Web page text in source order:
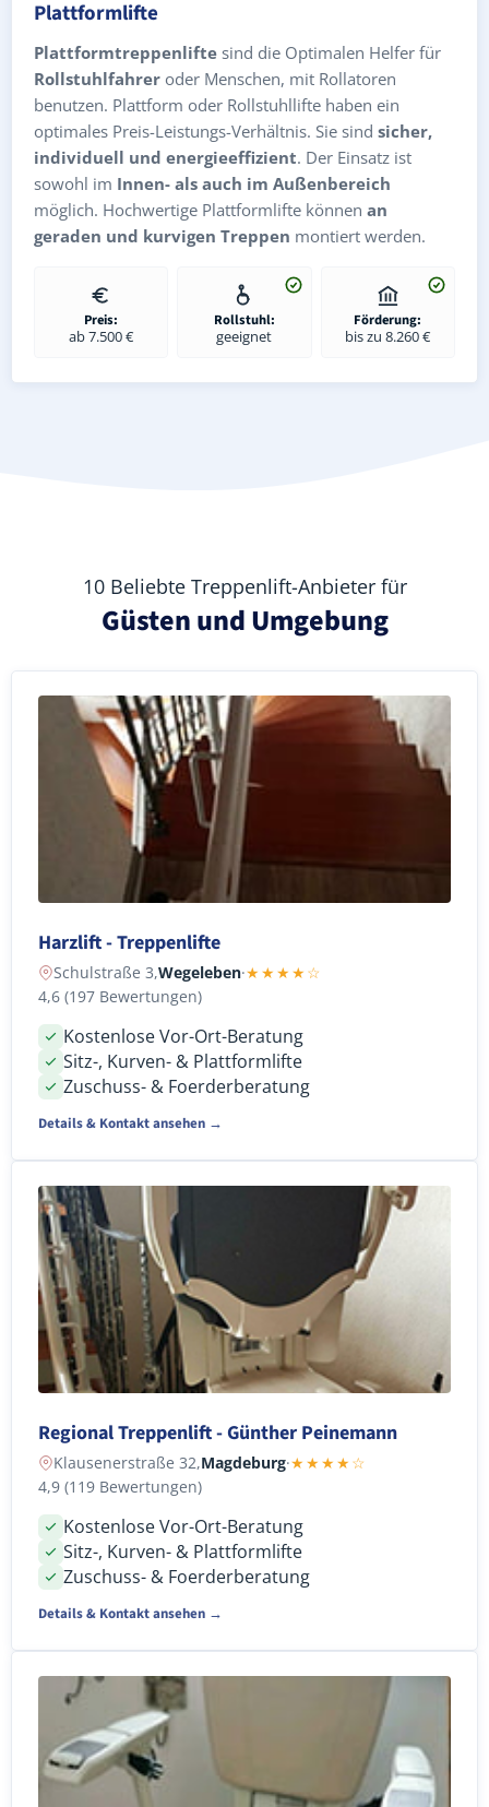
Plattformlifte
Plattformtreppenlifte sind die Optimalen Helfer für
Rollstuhlfahrer oder Menschen, mit Rollatoren
benutzen. Plattform oder Rollstuhllifte haben ein
optimales Preis-Leistungs-Verhältnis. Sie sind sicher,
individuell und energieeffizient. Der Einsatz ist
sowohl im Innen- als auch im Außenbereich
möglich. Hochwertige Plattformlifte können an
geraden und kurvigen Treppen montiert werden.
Preis:
ab 7.500 €
Rollstuhl:
geeignet
Förderung:
bis zu 8.260 €
10 Beliebte Treppenlift-Anbieter für
Güsten und Umgebung
Harzlift - Treppenlifte
Schulstraße 3,Wegeleben·★★★★☆
4,6 (197 Bewertungen)
Kostenlose Vor-Ort-Beratung
Sitz-, Kurven- & Plattformlifte
Zuschuss- & Foerderberatung
Details & Kontakt ansehen →
Regional Treppenlift - Günther Peinemann
Klausenerstraße 32,Magdeburg·★★★★☆
4,9 (119 Bewertungen)
Kostenlose Vor-Ort-Beratung
Sitz-, Kurven- & Plattformlifte
Zuschuss- & Foerderberatung
Details & Kontakt ansehen →